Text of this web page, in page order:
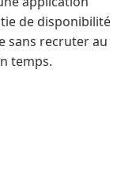
de disponibilité
sans recruter au
temps.